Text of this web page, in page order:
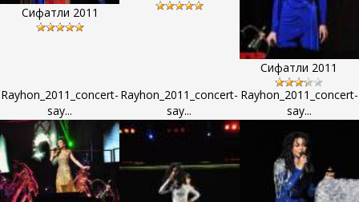
Сифатли 2011
Сифатли 2011
Rayhon_2011_concert-
say...
Rayhon_2011_concert-
say...
Rayhon_2011_concert-
say...